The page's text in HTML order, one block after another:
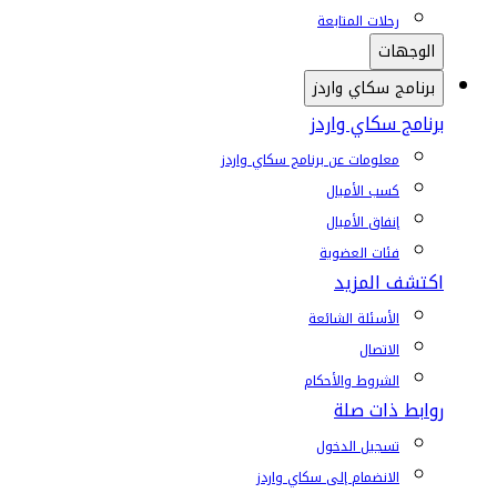
رحلات المتابعة
الوجهات
برنامج سكاي واردز
برنامج سكاي واردز
معلومات عن برنامج سكاي واردز
كسب الأميال
إنفاق الأميال
فئات العضوية
اكتشف المزيد
الأسئلة الشائعة
الاتصال
الشروط والأحكام
روابط ذات صلة
تسجيل الدخول
الانضمام إلى سكاي واردز